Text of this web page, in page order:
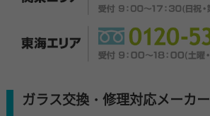
ガラス交換・修理対応メーカー